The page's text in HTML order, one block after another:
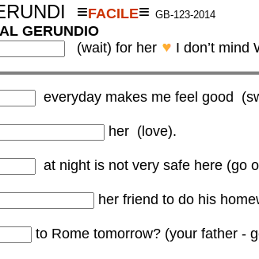
≡FACILE≡ GB-123-2014
GERUNDIO
(wait) for her I don’t mind
everyday makes me feel good
her (love).
at night is not very safe here (go
her friend to do his
to Rome tomorrow? (your father -